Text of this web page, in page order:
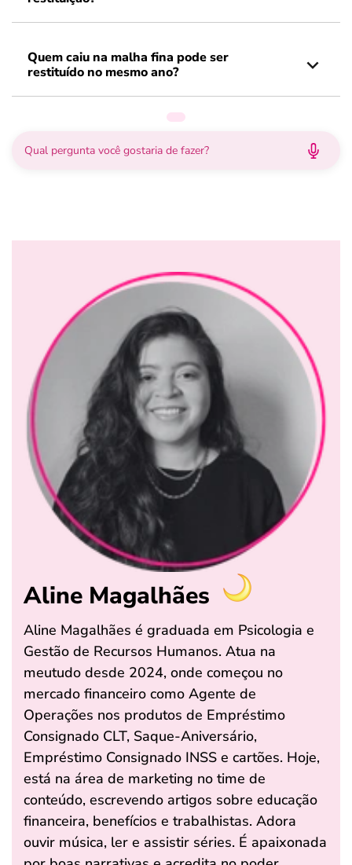
Quem caiu na malha fina pode ser
restituído no mesmo ano?
Aline Magalhães
Aline Magalhães é graduada em Psicologia e
Gestão de Recursos Humanos. Atua na
meutudo desde 2024, onde começou no
mercado financeiro como Agente de
Operações nos produtos de Empréstimo
Consignado CLT, Saque-Aniversário,
Empréstimo Consignado INSS e cartões. Hoje,
está na área de marketing no time de
conteúdo, escrevendo artigos sobre educação
financeira, benefícios e trabalhistas. Adora
ouvir música, ler e assistir séries. É apaixonada